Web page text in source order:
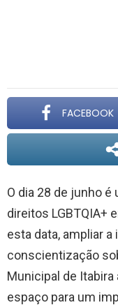
FACEBOOK
O dia 28 de junho é
direitos LGBTQIA+
esta data, ampliar
conscientização
Municipal de
espaço para um